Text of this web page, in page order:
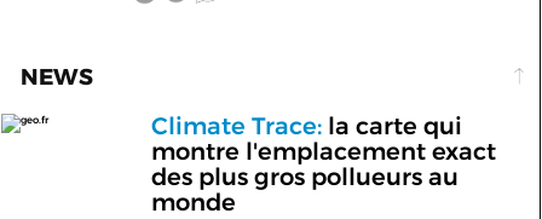
NEWS
geo.fr Climate Trace:la carte qui
montre l'emplacement exact
des plus gros pollueurs au
monde